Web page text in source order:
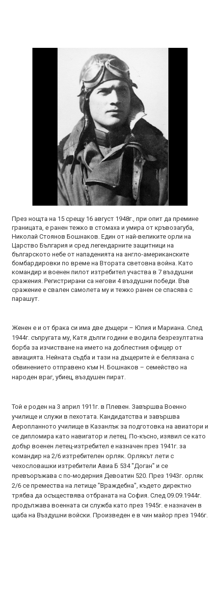
През нощта на 15 срещу 16 август 1948г., при опит да премине
границата, е ранен тежко в стомаха и умира от кръвозагуба,
Николай Стоянов Бошнаков. Един от най-великите орли на
Царство България и сред легендарните защитници на
българското небе от нападенията на англо-американските
бомбардировки по време на Втората световна война. Като
командир и военен пилот изтребител участва в 7 въздушни
сражения. Регистрирани са негови 4 въздушни победи. Във
сражение е свален самолета му и тежко ранен се спасява с
парашут.
Женен е и от брака си има две дъщери – Юлия и Мариана. След
1944г. съпругата му, Катя дълги години е водила безрезултатна
борба за изчистване на името на доблестния офицер от
авиацията. Нейната съдба и тази на дъщерите ѝ е белязана с
обвинението отправено към Н. Бошнаков – семейство на
народен враг, убиец, въздушен пират.
Той е роден на 3 април 1911г. в Плевен. Завършва Военно
училище и служи в пехотата. Кандидатства и завършва
Аеропланното училище в Казанлък за подготовка на авиатори и
се дипломира като навигатор и летец. По-късно, изявил се като
добър военен летец-изтребител е назначен през 1941г. за
командир на 2/6 изтребителен орляк. Орлякът лети с
чехословашки изтребители Авиа Б 534 "Доган" и се
превъоръжава с по-модерния Девоатин 520. През 1943г. орляк
2/6 се премества на летище "Враждебна", където директно
трябва да осъществява отбраната на София. След 09.09.1944г.
продължава военната си служба като през 1945г. е назначен в
щаба на Въздушни войски. Произведен е в чин майор през 1946г.